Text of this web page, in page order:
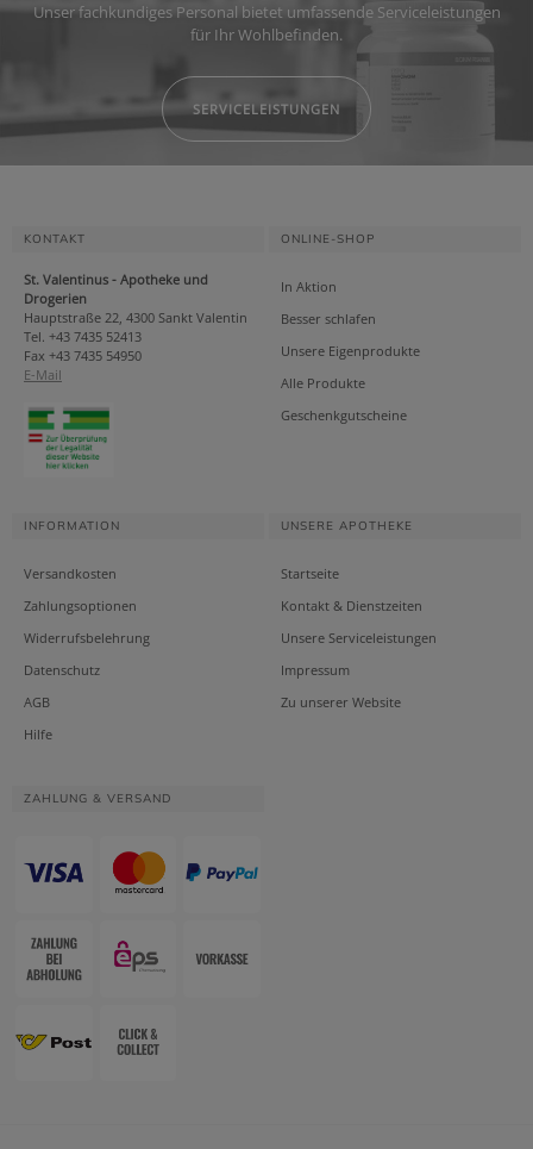
Unser fachkundiges Personal bietet umfassende Serviceleistungen
für Ihr Wohlbefinden.
SERVICELEISTUNGEN
KONTAKT
St. Valentinus - Apotheke und
Drogerien
Hauptstraße 22, 4300 Sankt Valentin
Tel. +43 7435 52413
Fax +43 7435 54950
E-Mail
ONLINE-SHOP
In Aktion
Besser schlafen
Unsere Eigenprodukte
Alle Produkte
Geschenkgutscheine
INFORMATION
Versandkosten
Zahlungsoptionen
Widerrufsbelehrung
Datenschutz
AGB
Hilfe
UNSERE APOTHEKE
Startseite
Kontakt & Dienstzeiten
Unsere Serviceleistungen
Impressum
Zu unserer Website
ZAHLUNG & VERSAND